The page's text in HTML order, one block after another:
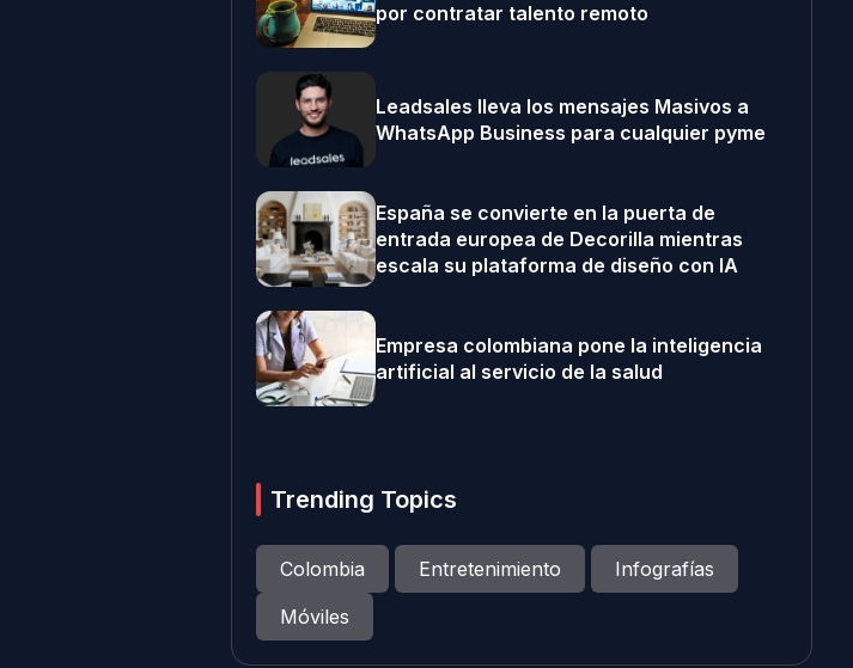
por contratar talento remoto
Leadsales lleva los mensajes Masivos a
WhatsApp Business para cualquier pyme
España se convierte en la puerta de
entrada europea de Decorilla mientras
escala su plataforma de diseño con IA
Empresa colombiana pone la inteligencia
artificial al servicio de la salud
Trending Topics
Colombia Entretenimiento
Infografías
Móviles